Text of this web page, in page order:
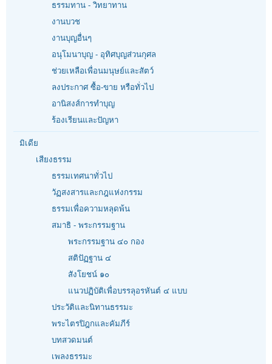
ธรรมทาน - วิทยาทาน
งานบวช
งานบุญอื่นๆ
อนุโมนาบุญ - อุทิศบุญส่วนกุศล
ช่วยเหลือเพื่อนมนุษย์และสัตว์
ลงประกาศ ซื้อ-ขาย หรือทั่วไป
อานิสงส์การทำบุญ
ร้องเรียนและปัญหา
มิเดีย
เสียงธรรม
ธรรมเทศนาทั่วไป
วัฏสงสารและกฎแห่งกรรม
ธรรมเพื่อความหลุดพ้น
สมาธิ - พระกรรมฐาน
พระกรรมฐาน ๔๐ กอง
สติปัฏฐาน ๔
สังโยชน์ ๑๐
แนวปฏิบัติเพื่อบรรลุอรหันต์ ๔ แบบ
ประวัติและนิทานธรรมะ
พระไตรปิฎกและคัมภีร์
บทสวดมนต์
เพลงธรรมะ